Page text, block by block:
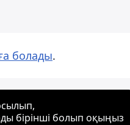
болады.
бірінші болып оқыңыз